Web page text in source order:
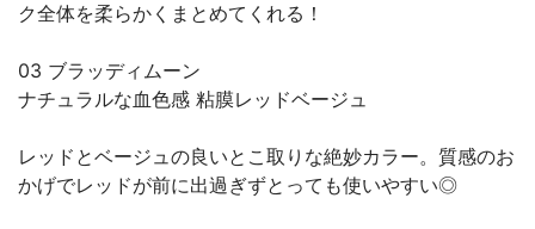
ク全体を柔らかくまとめてくれる！
03 ブラッディムーン
ナチュラルな血色感 粘膜レッドベージュ
レッドとベージュの良いとこ取りな絶妙カラー。質感のお
かげでレッドが前に出過ぎずとっても使いやすい◎